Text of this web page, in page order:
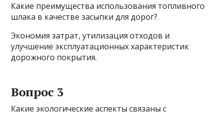
Какие преимущества использования топливного
шлака в качестве засыпки для дорог?
Экономия затрат, утилизация отходов и
улучшение эксплуатационных характеристик
дорожного покрытия.
Вопрос 3
Какие экологические аспекты связаны с